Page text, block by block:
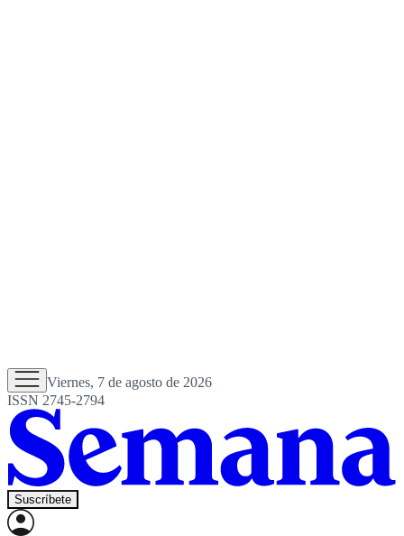
Viernes, 7 de agosto de 2026
ISSN 2745-2794
Suscríbete